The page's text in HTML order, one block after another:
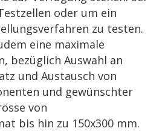
oder um ein
zu testen.
eine maximale
bezüglich Auswahl an
und Austausch von
und gewünschter
von
bis hin zu 150x300 mm.